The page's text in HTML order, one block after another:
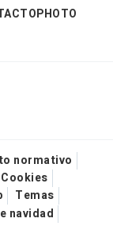
normativo
Temas
navidad